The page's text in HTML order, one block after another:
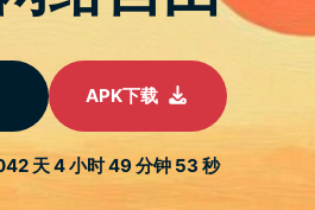
重振掌上型游戏机市场
传闻始终不断。最新消息指
发布可能比预期更早。
报导透露，任天堂或将於
这款新机型，而全球销售